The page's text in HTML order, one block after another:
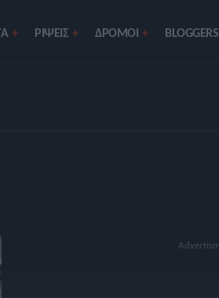
ΡIΨΕΙΣ ΔΡΟΜΟΙ BLOGGERS